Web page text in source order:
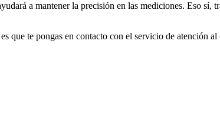
a mantener la precisión en las mediciones. Eso sí,
que te pongas en contacto con el servicio de atención